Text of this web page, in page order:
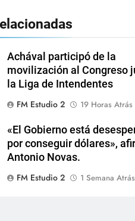
Achával participó de la
movilización al Congreso
la Liga de Intendentes
FM Estudio 2
19 Horas Atrás
«El Gobierno está
por conseguir dólares»,
Antonio Novas.
FM Estudio 2
1 Semana Atrás